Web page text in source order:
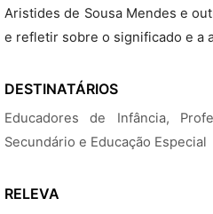
Aristides de Sousa Mendes e
e refletir sobre o significado e a
DESTINATÁRIOS
Educadores de Infância,
Secundário e Educação Especial
RELEVA